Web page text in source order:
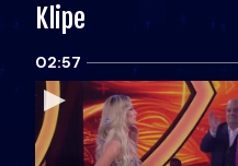
Klipe
02:57